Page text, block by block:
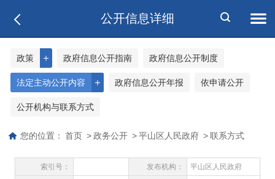
公开信息详细
＋
政策 政府信息公开指南 政府信息公开制度
＋
法定主动公开内容 政府信息公开年报 依申请公开
公开机构与联系方式
您的位置： 首页 > 政务公开 > 平山区人民政府 > 联系方式
索引号： 发布机构： 平山区人民政府